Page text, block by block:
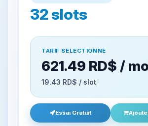
32slots
TARIF SELECTIONNE
621.49 RD$ /
19.43 RD$ / slot
Essai Gratuit